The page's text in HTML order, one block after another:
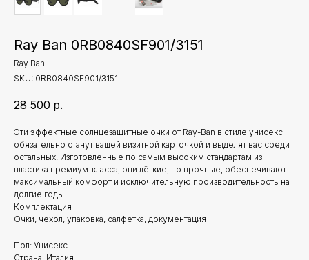
Ray Ban 0RB0840SF901/3151
Ray Ban
SKU: 0RB0840SF901/3151
28 500 р.
Эти эффектные солнцезащитные очки от Ray-Ban в стиле унисекс
обязательно станут вашей визитной карточкой и выделят вас среди
остальных. Изготовленные по самым высоким стандартам из
пластика премиум-класса, они лёгкие, но прочные, обеспечивают
максимальный комфорт и исключительную производительность на
долгие годы.
Комплектация
Очки, чехол, упаковка, салфетка, документация
Пол: Унисекс
Страна: Италия